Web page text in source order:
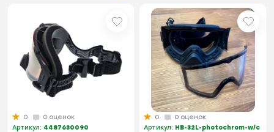
0
0 оценок
Артикул: 4487630090
0
0 оценок
Артикул: HB-32L-photochrom-w/c